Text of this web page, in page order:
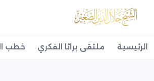
الرئيسية ملتقى براثا الفكري خطب